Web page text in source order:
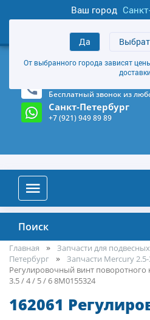
Ваш город
Да
От выбранного города зависят
товаров
+7 (921) 949 89 89
Магазин и склад в Санкт-
Бесплатный звонок из
Санкт-Петербург
+7 (921) 949 89 89
Поиск
Главная
Запчасти для
Петербург
Запчасти Mercury
Регулировочный винт
3.5 / 4 / 5 / 6 8M0155324
162061